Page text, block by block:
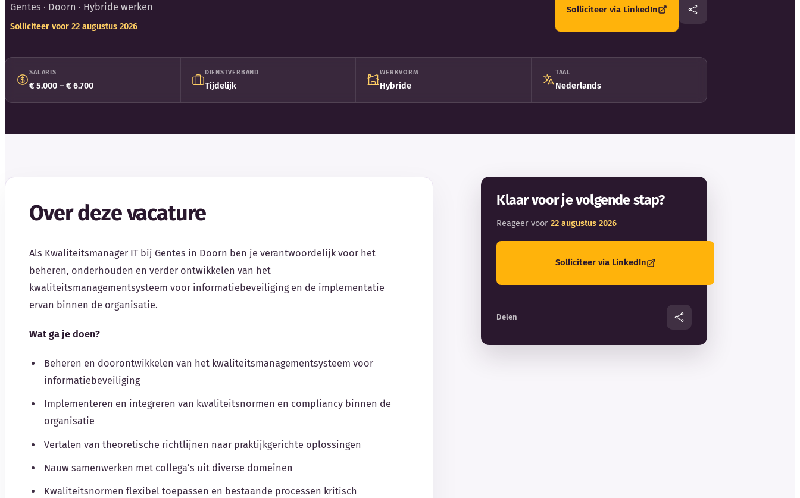
Gentes · Doorn · Hybride werken
Solliciteer voor 22 augustus 2026
Solliciteer via LinkedIn
SALARIS
€ 5.000 – € 6.700
DIENSTVERBAND
Tijdelijk
WERKVORM
Hybride
TAAL
Nederlands
Over deze vacature
Als Kwaliteitsmanager IT bij Gentes in Doorn ben je verantwoordelijk voor het
beheren, onderhouden en verder ontwikkelen van het
kwaliteitsmanagementsysteem voor informatiebeveiliging en de implementatie
ervan binnen de organisatie.
Wat ga je doen?
Beheren en doorontwikkelen van het kwaliteitsmanagementsysteem voor
informatiebeveiliging
Implementeren en integreren van kwaliteitsnormen en compliancy binnen de
organisatie
Vertalen van theoretische richtlijnen naar praktijkgerichte oplossingen
Nauw samenwerken met collega’s uit diverse domeinen
Kwaliteitsnormen flexibel toepassen en bestaande processen kritisch
Klaar voor je volgende stap?
Reageer voor22 augustus 2026
Solliciteer via LinkedIn
Delen